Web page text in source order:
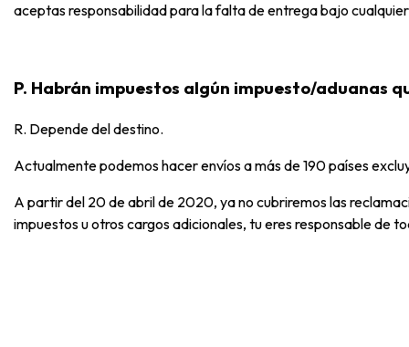
aceptas responsabilidad para la falta de entrega bajo
P. Habrán impuestos algún impuesto/aduanas
R. Depende del destino.
Actualmente podemos hacer envíos a más de 190 países
A partir del 20 de abril de 2020, ya no cubriremos las
impuestos u otros cargos adicionales, tu eres responsable de